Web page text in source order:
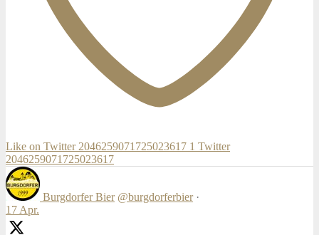
Like on Twitter 2046259071725023617 1 Twitter
2046259071725023617
Burgdorfer Bier @burgdorferbier ·
17 Apr.